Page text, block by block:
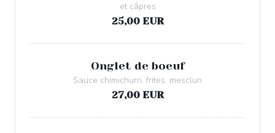
et câpres
25,00 EUR
Onglet de boeuf
Sauce chimichurri, frites, mesclun
27,00 EUR